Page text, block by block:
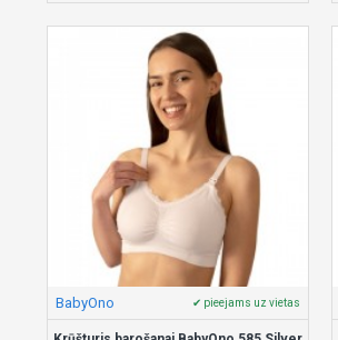
BabyOno ✔ pieejams uz vietas